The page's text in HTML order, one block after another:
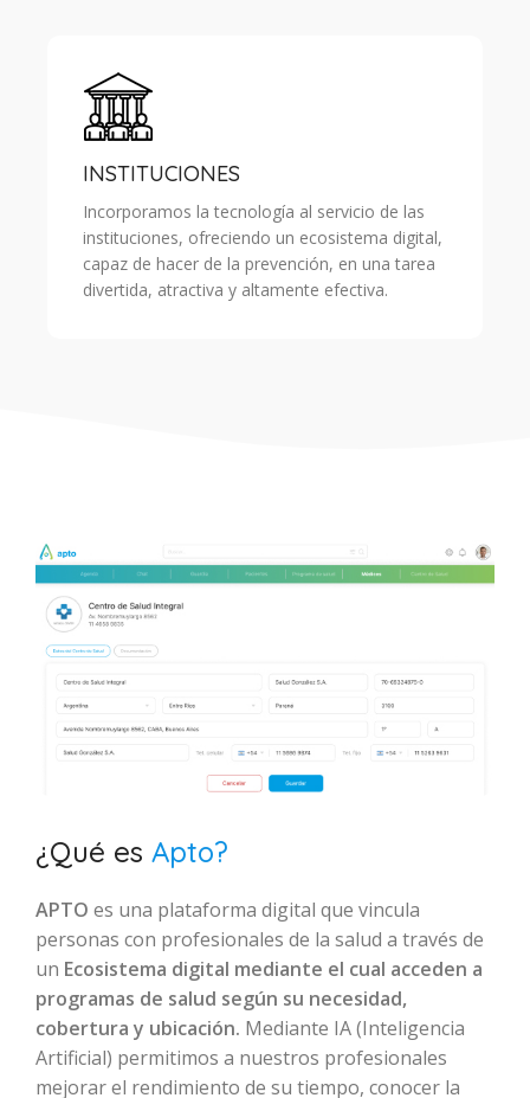
INSTITUCIONES
Incorporamos la tecnología al servicio de las
instituciones, ofreciendo un ecosistema digital,
capaz de hacer de la prevención, en una tarea
divertida, atractiva y altamente efectiva.
¿Qué es Apto?
APTO es una plataforma digital que vincula
personas con profesionales de la salud a través de
un Ecosistema digital mediante el cual acceden a
programas de salud según su necesidad,
cobertura y ubicación. Mediante IA (Inteligencia
Artificial) permitimos a nuestros profesionales
mejorar el rendimiento de su tiempo, conocer la